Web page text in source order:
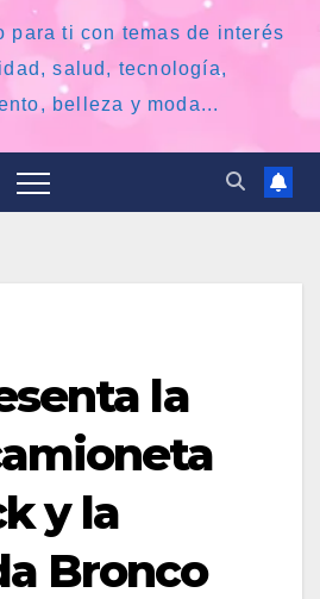
para ti con temas de interés
salud, tecnología,
belleza y moda...
la
y la
Bronco